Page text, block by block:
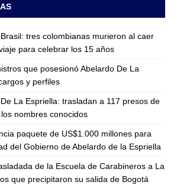
tres colombianas murieron al caer
para celebrar los 15 años
que posesionó Abelardo De La
y perfiles
La Espriella: trasladan a 117 presos de
nombres conocidos
paquete de US$1.000 millones para
del Gobierno de Abelardo de la Espriella
de la Escuela de Carabineros a La
que precipitaron su salida de Bogotá